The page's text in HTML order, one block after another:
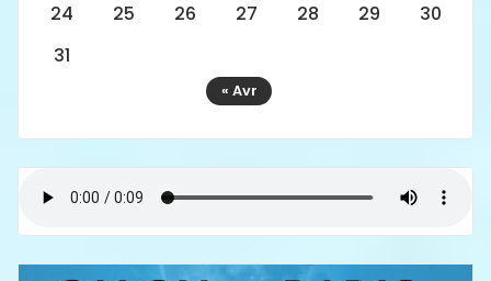
24
25 26 27 28 29
30
31
« Avr